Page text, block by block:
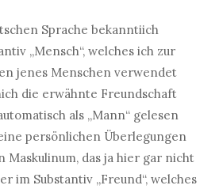
Sprache bekanntiich
„Mensch“, welches ich zur
jenes Menschen verwendet
die erwähnte Freundschaft
als „Mann“ gelesen
persönlichen Überlegungen
Maskulinum, das ja hier gar nicht
im Substantiv „Freund“, welches